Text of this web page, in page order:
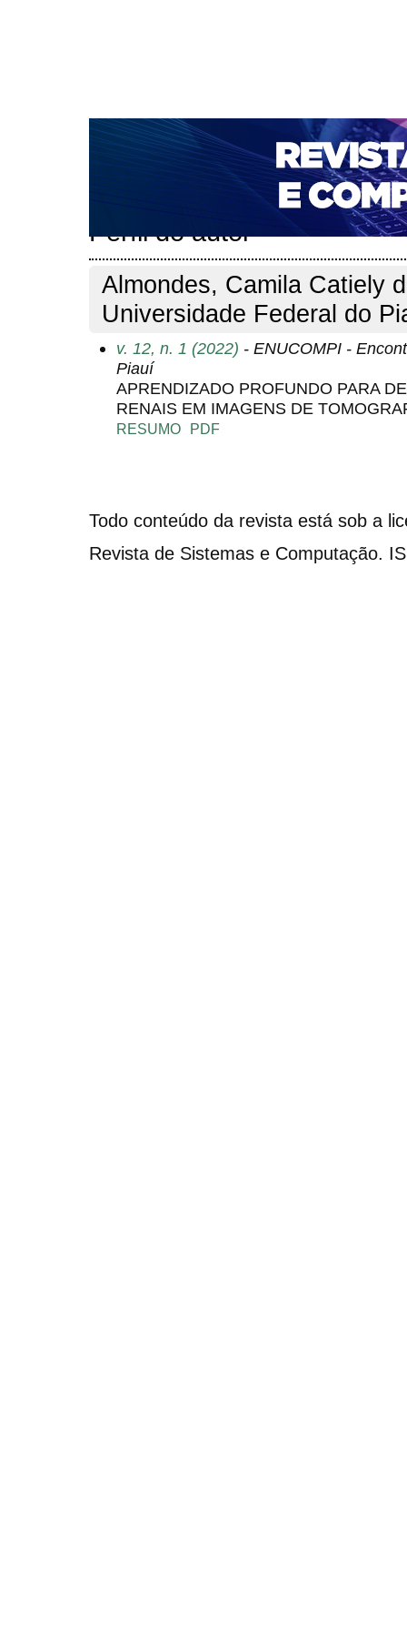
CAPA SOBRE ACESSO CADASTRO
NOTÍCIAS
PORTAL DE REVISTAS DA UNIFACS
PARA AVALIADORES
NOVA SUBMISSÃO
Perfil do autor
Almondes, Camila Catiely
Universidade Federal do
v. 12, n. 1 (2022) - ENUCOMPI -
Piauí
APRENDIZADO PROFUNDO PARA
RENAIS EM IMAGENS DE
RESUMO PDF
Todo conteúdo da revista está sob a
Revista de Sistemas e Computação.